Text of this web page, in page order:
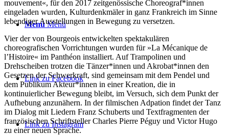
Menü Menü
Link zu Facebook
Link zu Instagram
mouvement«, für den 2017 zeitgenössische Choreograf*innen
eingeladen wurden, Kulturdenkmäler in ganz Frankreich im Sinne
lebendiger Ausstellungen in Bewegung zu versetzen.
Vier der von Bourgeois entwickelten spektakulären
choreografischen Vorrichtungen wurden für »La Mécanique de
l’Histoire« im Panthéon installiert. Auf Trampolinen und
Drehscheiben trotzen die Tänzer*innen und Akrobat*innen den
Gesetzen der Schwerkraft, sind gemeinsam mit dem Pendel und
dem Publikum Akteur*innen in einer Kreation, die in
kontinuierlicher Bewegung bleibt, im Versuch, sich dem Punkt der
Aufhebung anzunähern. In der filmischen Adpation findet der Tanz
im Dialog mit Liedern Franz Schuberts und Textfragmenten der
französischen Schriftsteller Charles Pierre Péguy und Victor Hugo
zu einer neuen Sprache.